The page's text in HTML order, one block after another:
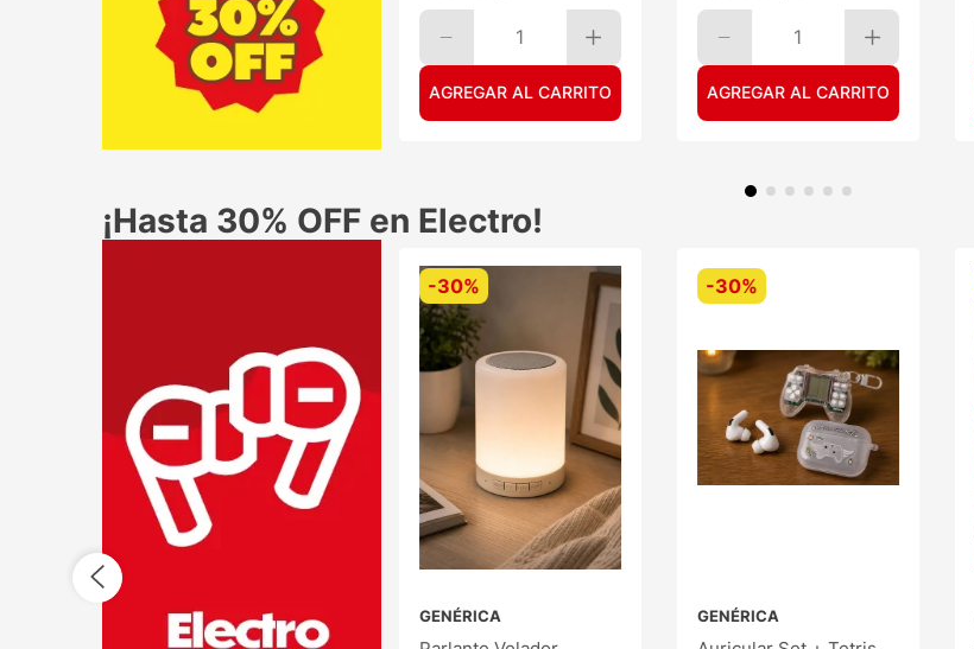
1
AGREGAR AL CARRITO
1
AGREGAR AL CARRITO
¡Hasta 30% OFF en Electro!
-30%
GENÉRICA
-30%
GENÉRICA